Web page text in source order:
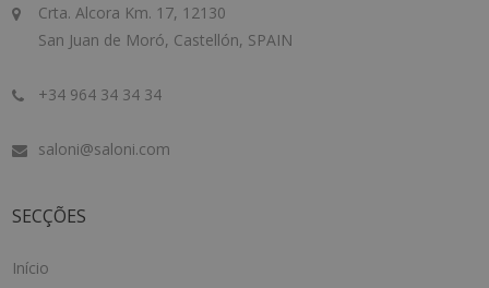
Crta. Alcora Km. 17, 12130
San Juan de Moró, Castellón, SPAIN
+34 964 34 34 34
saloni@saloni.com
SECÇÕES
Início